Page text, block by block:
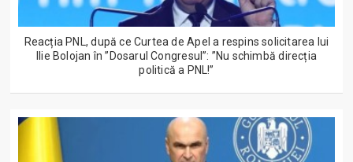
Reacția PNL, după ce Curtea de Apel a respins solicitarea lui
Ilie Bolojan în ”Dosarul Congresul”: ”Nu schimbă direcția
politică a PNL!”